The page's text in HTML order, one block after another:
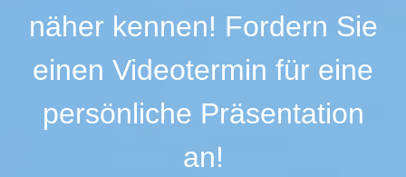
näher kennen! Fordern Sie
einen Videotermin für eine
persönliche Präsentation
an!